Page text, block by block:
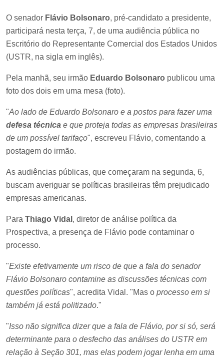
O senador Flávio Bolsonaro, pré-candidato a presidente,
participará nesta terça, 7, de uma audiência pública no
Escritório do Representante Comercial dos Estados Unidos
(USTR, na sigla em inglês).
Pela manhã, seu irmão Eduardo Bolsonaro publicou uma
foto dos dois em uma mesa (foto).
"Ao lado de Eduardo Bolsonaro e a postos para fazer uma
defesa técnica e que proteja todas as empresas brasileiras
de um possível tarifaço", escreveu Flávio, comentando a
postagem do irmão.
As audiências públicas, que começaram na segunda, 6,
buscam averiguar se políticas brasileiras têm prejudicado
empresas americanas.
Para Thiago Vidal , diretor de análise política da
Prospectiva, a presença de Flávio pode contaminar o
processo.
"Existe efetivamente um risco de que a fala do senador
Flávio Bolsonaro contamine as discussões técnicas com
questões políticas", acredita Vidal. "Mas o processo em si
também já está politizado."
"Isso não significa dizer que a fala de Flávio, por si só, será
determinante para o desfecho das análises do USTR em
relação à Seção 301, mas elas podem jogar lenha em uma